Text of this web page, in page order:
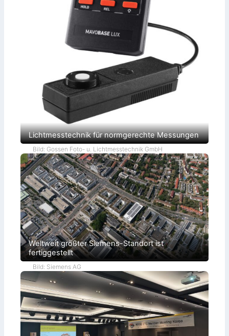
Lichtmesstechnik für normgerechte Messungen
Bild: Gossen Foto- u. Lichtmesstechnik GmbH
Weltweit größter Siemens-Standort ist
fertiggestellt
Bild: Siemens AG